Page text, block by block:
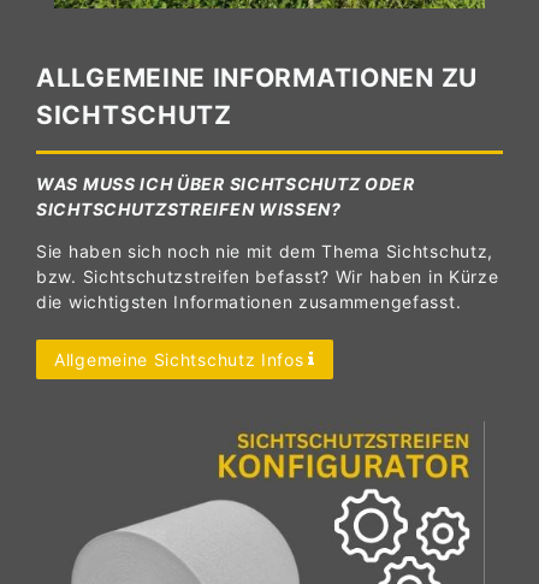
ALLGEMEINE INFORMATIONEN ZU
SICHTSCHUTZ
WAS MUSS ICH ÜBER SICHTSCHUTZ ODER
SICHTSCHUTZSTREIFEN WISSEN?
Sie haben sich noch nie mit dem Thema Sichtschutz,
bzw. Sichtschutzstreifen befasst? Wir haben in Kürze
die wichtigsten Informationen zusammengefasst.
Allgemeine Sichtschutz Infos